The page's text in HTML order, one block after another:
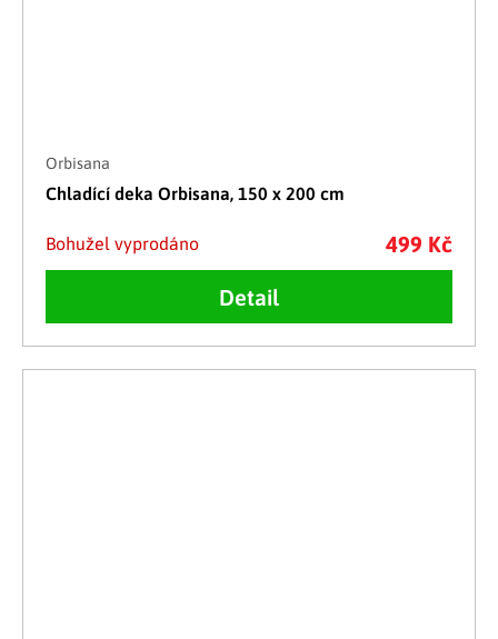
Orbisana
Chladící deka Orbisana, 150 x 200 cm
Bohužel vyprodáno 499 Kč
Detail